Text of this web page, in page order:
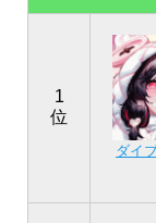
1
位
ダイ